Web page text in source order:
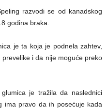
razvodi se od kanadskog
godina braka.
je ta koja je podnela zahtev,
i da nije moguće preko
je tražila da naslednici
ima pravo da ih posećuje kada